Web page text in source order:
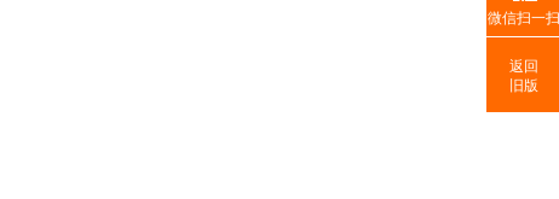
微信扫一扫
返回
旧版